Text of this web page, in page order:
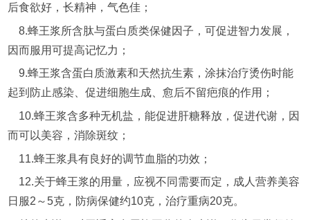
后食欲好，长精神，气色佳；
8.蜂王浆所含肽与蛋白质类保健因子，可促进智力发展，
因而服用可提高记忆力；
9.蜂王浆含蛋白质激素和天然抗生素，涂抹治疗烫伤时能
起到防止感染、促进细胞生成、愈后不留疤痕的作用；
10.蜂王浆含多种无机盐，能促进肝糖释放，促进代谢，因
而可以美容，消除斑纹；
11.蜂王浆具有良好的调节血脂的功效；
12.关于蜂王浆的用量，应视不同需要而定，成人营养美容
日服2～5克，防病保健约10克，治疗重病20克。